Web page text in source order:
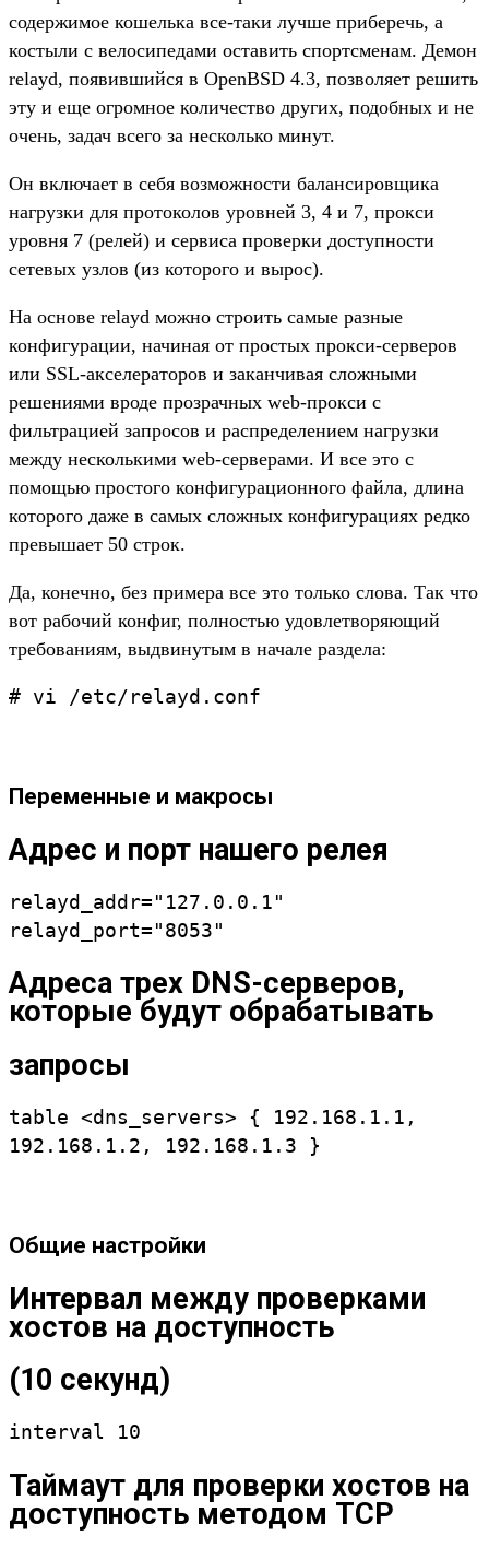
содержимое кошелька все-таки лучше приберечь, а
костыли с велосипедами оставить спортсменам. Демон
relayd, появившийся в OpenBSD 4.3, позволяет решить
эту и еще огромное количество других, подобных и не
очень, задач всего за несколько минут.
Он включает в себя возможности балансировщика
нагрузки для протоколов уровней 3, 4 и 7, прокси
уровня 7 (релей) и сервиса проверки доступности
сетевых узлов (из которого и вырос).
На основе relayd можно строить самые разные
конфигурации, начиная от простых прокси-серверов
или SSL-акселераторов и заканчивая сложными
решениями вроде прозрачных web-прокси с
фильтрацией запросов и распределением нагрузки
между несколькими web-серверами. И все это с
помощью простого конфигурационного файла, длина
которого даже в самых сложных конфигурациях редко
превышает 50 строк.
Да, конечно, без примера все это только слова. Так что
вот рабочий конфиг, полностью удовлетворяющий
требованиям, выдвинутым в начале раздела:
# vi /etc/relayd.conf
Переменные и макросы
Адрес и порт нашего релея
relayd_addr="127.0.0.1"
relayd_port="8053"
Адреса трех DNS-серверов,
которые будут обрабатывать
запросы
table <dns_servers> { 192.168.1.1,
192.168.1.2, 192.168.1.3 }
Общие настройки
Интервал между проверками
хостов на доступность
(10 секунд)
interval 10
Таймаут для проверки хостов на
доступность методом TCP